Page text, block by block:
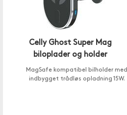
Celly Ghost Super Mag
biloplader og holder
MagSafe kompatibel bilholder med
indbygget trådløs opladning 15W.